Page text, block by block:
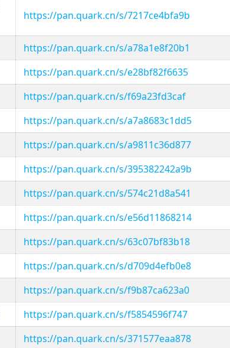
https://pan.quark.cn/s/7217ce4bfa9b
https://pan.quark.cn/s/a78a1e8f20b1
https://pan.quark.cn/s/e28bf82f6635
https://pan.quark.cn/s/f69a23fd3caf
https://pan.quark.cn/s/a7a8683c1dd5
https://pan.quark.cn/s/a9811c36d877
https://pan.quark.cn/s/395382242a9b
https://pan.quark.cn/s/574c21d8a541
https://pan.quark.cn/s/e56d11868214
https://pan.quark.cn/s/63c07bf83b18
https://pan.quark.cn/s/d709d4efb0e8
https://pan.quark.cn/s/f9b87ca623a0
https://pan.quark.cn/s/f5854596f747
https://pan.quark.cn/s/371577eaa878